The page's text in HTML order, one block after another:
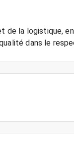
de la logistique,
dans le